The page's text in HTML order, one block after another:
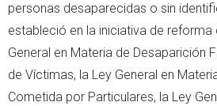
personas desaparecidas o sin
estableció en la iniciativa de
General en Materia de Desaparición
de Víctimas, la Ley General en
Cometida por Particulares, la Ley